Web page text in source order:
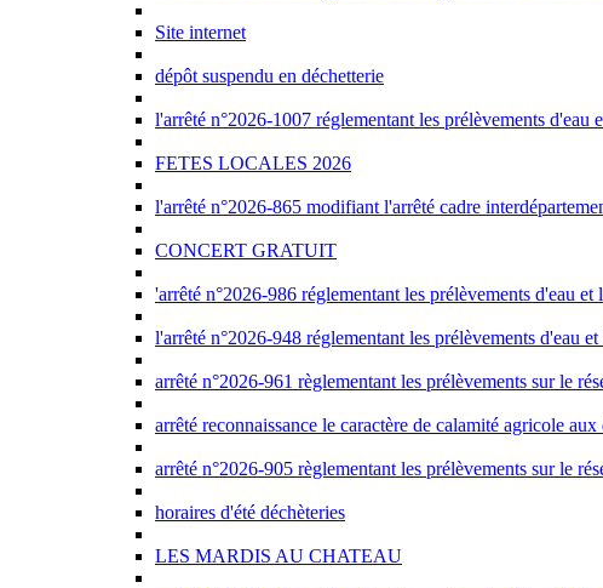
Site internet
dépôt suspendu en déchetterie
l'arrêté n°2026-1007 réglementant les prélèvements d'eau
FETES LOCALES 2026
l'arrêté n°2026-865 modifiant l'arrêté cadre
CONCERT GRATUIT
'arrêté n°2026-986 réglementant les prélèvements d'eau
l'arrêté n°2026-948 réglementant les prélèvements d'eau
arrêté n°2026-961 règlementant les prélèvements sur le
arrêté reconnaissance le caractère de calamité agricole
arrêté n°2026-905 règlementant les prélèvements sur le
horaires d'été déchèteries
LES MARDIS AU CHATEAU